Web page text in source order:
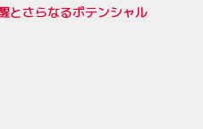
とさらなるポテンシャル